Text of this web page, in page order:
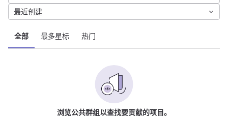
全部 最多星标 热门
最近创建
浏览公共群组以查找要贡献的项目。